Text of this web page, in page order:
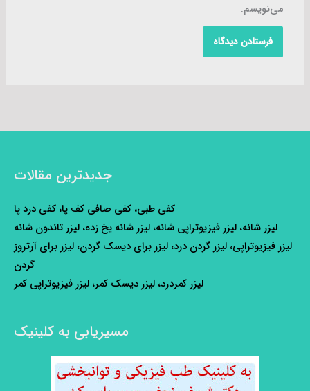
می‌نویسم.
جدیدترین مقالات
کفی طبی، کفی صافی کف پا، کفی درد پا
لیزر شانه، لیزر فیزیوتراپی شانه، لیزر شانه یخ زده، لیزر تاندون شانه
لیزر فیزیوتراپی، لیزر گردن درد، لیزر برای دیسک گردن، لیزر برای آرتروز
گردن
لیزر کمردرد، لیزر دیسک کمر، لیزر فیزیوتراپی کمر
مسیریابی به کلینیک